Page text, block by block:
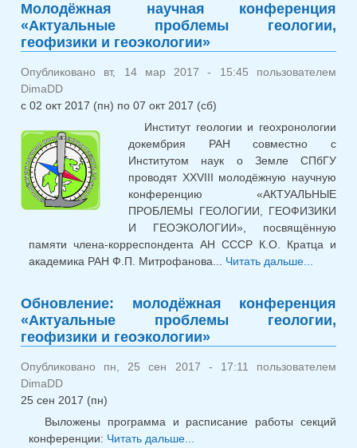
метаморфизма в докембрии и фанерозое»
Молодёжная научная конференция
«Актуальные проблемы геологии,
геофизики и геоэкологии»
Опубликовано вт, 14 мар 2017 - 15:45 пользователем
DimaDD
с 02 окт 2017 (пн) по 07 окт 2017 (сб)
Институт геологии и геохронологии
докембрия РАН совместно с
Институтом наук о Земле СПбГУ
проводят XXVIII молодёжную научную
конференцию «АКТУАЛЬНЫЕ
ПРОБЛЕМЫ ГЕОЛОГИИ, ГЕОФИЗИКИ
И ГЕОЭКОЛОГИИ», посвящённую
памяти члена-корреспондента АН СССР К.О. Кратца и
академика РАН Ф.П. Митрофанова... Читать дальше...
Обновление: молодёжная конференция
«Актуальные проблемы геологии,
геофизики и геоэкологии»
Опубликовано пн, 25 сен 2017 - 17:11 пользователем
DimaDD
25 сен 2017 (пн)
Выложены программа и расписание работы секций
конференции: Читать дальше...